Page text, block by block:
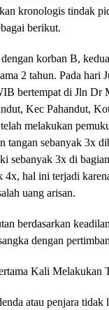
kronologis tindak
berikut.
korban B,
2 tahun. Pada hari
bertempat di Jln Dr
Kec Pahandut,
melakukan
tangan sebanyak 3x
sebanyak 3x di
4x, hal ini terjadi
uang arisan.
berdasarkan
dengan
Kali Melakukan
atau penjara tidak